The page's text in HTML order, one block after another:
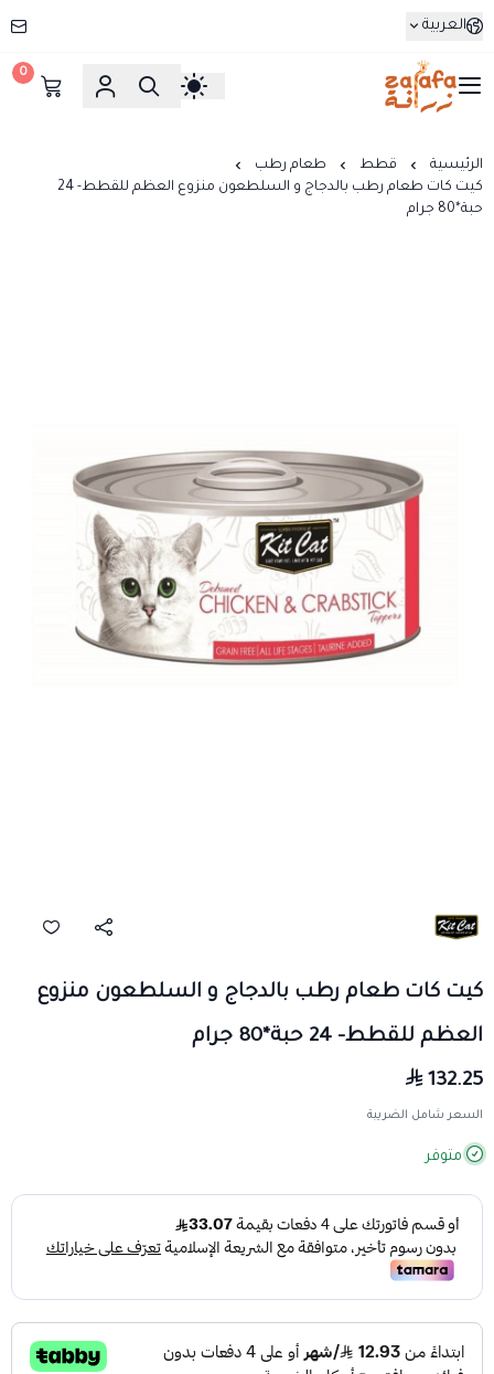
العربية
زرافة
0
الرئيسية قطط
طعام رطب
كيت كات طعام رطب بالدجاج و السلطعون منزوع العظم للقطط- 24
حبة*80 جرام
كيت كات طعام رطب بالدجاج و السلطعون منزوع
العظم للقطط- 24 حبة*80 جرام
132.25
السعر شامل الضريبة
متوفر